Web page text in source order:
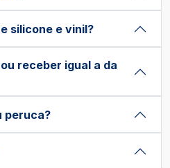
silicone e vinil?
receber igual a da
peruca?